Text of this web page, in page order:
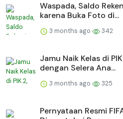
Waspada, Saldo
karena Buka Foto di...
3 months ago 342
Jamu Naik Kelas di
dengan Selera Ana...
3 months ago 325
Pernyataan Resmi